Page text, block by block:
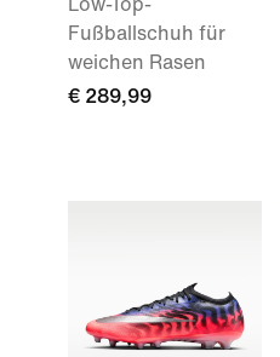
Fußballschuh für
weichen Rasen
€ 289,99